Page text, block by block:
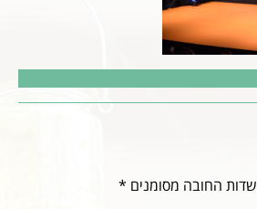
שדות החובה מסומנים *